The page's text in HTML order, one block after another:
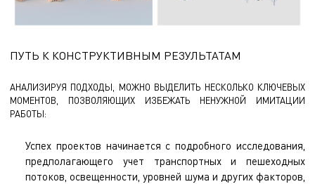
ПУТЬ К КОНСТРУКТИВНЫМ РЕЗУЛЬТАТАМ
АНАЛИЗИРУЯ ПОДХОДЫ, МОЖНО ВЫДЕЛИТЬ НЕСКОЛЬКО КЛЮЧЕВЫХ
МОМЕНТОВ, ПОЗВОЛЯЮЩИХ ИЗБЕЖАТЬ НЕНУЖНОЙ ИМИТАЦИИ
РАБОТЫ:
Успех проектов начинается с подробного исследования,
предполагающего учет транспортных и пешеходных
потоков, освещенности, уровней шума и других факторов,